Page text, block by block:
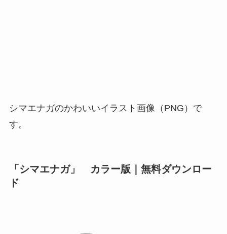
シマエナガのかわいいイラスト画像（PNG）で
す。
「シマエナガ」 カラー版｜無料ダウンロー
ド